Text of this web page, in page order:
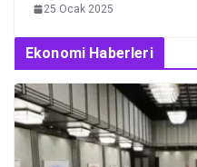
25 Ocak 2025
Ekonomi Haberleri